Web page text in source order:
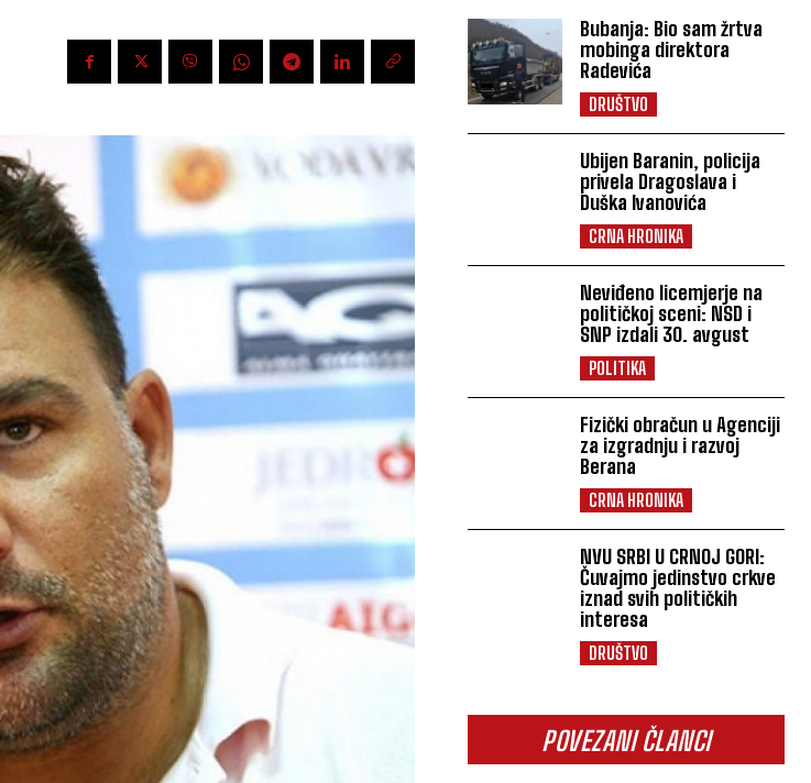
Bubanja: Bio sam žrtva
mobinga direktora
Radevića
DRUŠTVO
Ubijen Baranin, policija
privela Dragoslava i
Duška Ivanovića
CRNA HRONIKA
Neviđeno licemjerje na
političkoj sceni: NSD i
SNP izdali 30. avgust
POLITIKA
Fizički obračun u Agenciji
za izgradnju i razvoj
Berana
CRNA HRONIKA
NVU SRBI U CRNOJ GORI:
Čuvajmo jedinstvo crkve
iznad svih političkih
interesa
DRUŠTVO
POVEZANI ČLANCI